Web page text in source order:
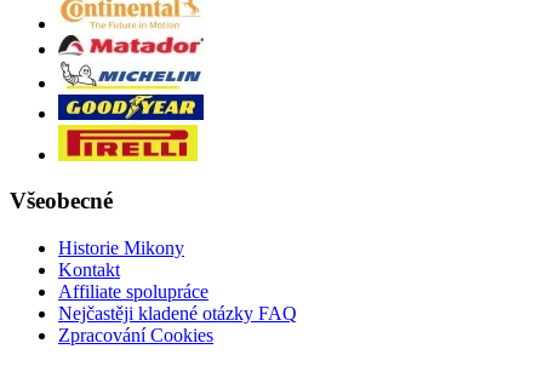
Všeobecné
Historie Mikony
Kontakt
Affiliate spolupráce
Nejčastěji kladené otázky FAQ
Zpracování Cookies